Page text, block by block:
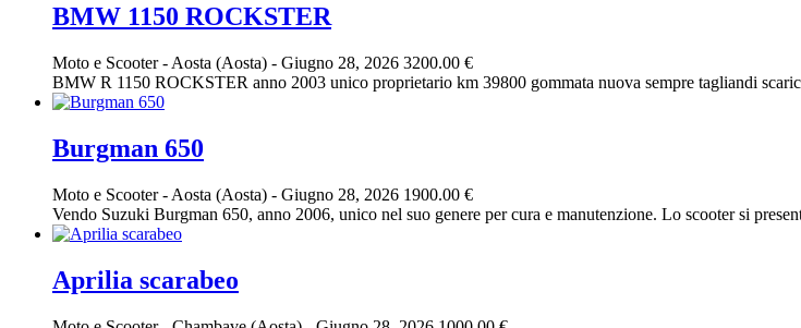
BMW 1150 ROCKSTER
Moto e Scooter- Aosta (Aosta) - Giugno 28, 2026 3200.00 €
BMW R 1150 ROCKSTER anno 2003 unico proprietario km 39800 gommata nuova sempre tagliandi
Burgman 650
Moto e Scooter- Aosta (Aosta) - Giugno 28, 2026 1900.00 €
Vendo Suzuki Burgman 650, anno 2006, unico nel suo genere per cura e manutenzione. Lo scooter si
Aprilia scarabeo